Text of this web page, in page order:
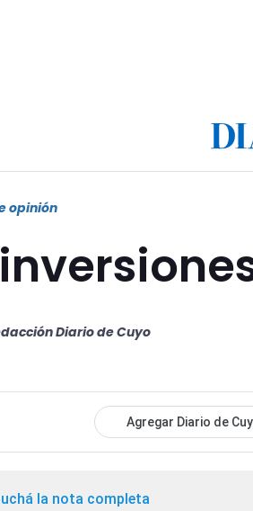
opinión
Diario de Cuyo
Agregar Diario de
la nota completa